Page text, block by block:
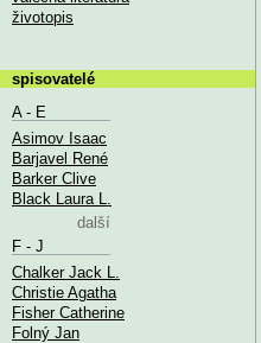
životopis
spisovatelé
A - E
Asimov Isaac
Barjavel René
Barker Clive
Black Laura L.
další
F - J
Chalker Jack L.
Christie Agatha
Fisher Catherine
Folný Jan